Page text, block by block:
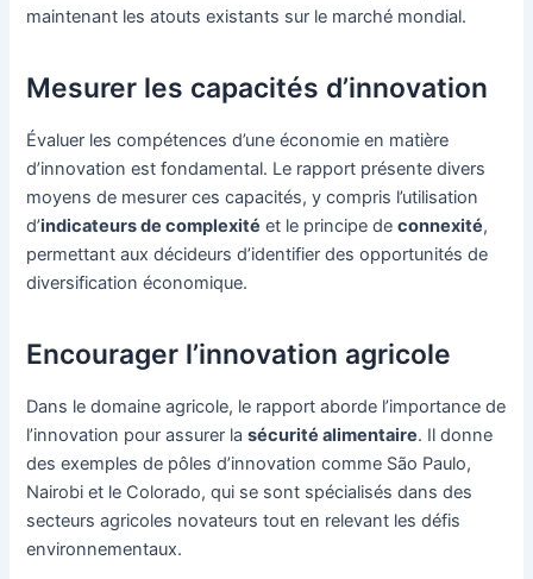
maintenant les atouts existants sur le marché mondial.
Mesurer les capacités d’innovation
Évaluer les compétences d’une économie en matière
d’innovation est fondamental. Le rapport présente divers
moyens de mesurer ces capacités, y compris l’utilisation
d’indicateurs de complexité et le principe deconnexité,
permettant aux décideurs d’identifier des opportunités de
diversification économique.
Encourager l’innovation agricole
Dans le domaine agricole, le rapport aborde l’importance de
l’innovation pour assurer lasécurité alimentaire. Il donne
des exemples de pôles d’innovation comme São Paulo,
Nairobi et le Colorado, qui se sont spécialisés dans des
secteurs agricoles novateurs tout en relevant les défis
environnementaux.